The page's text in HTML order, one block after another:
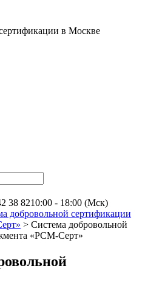
в Москве
38 8210:00 - 18:00 (Мск)
добровольной сертификации
> Система добровольной
«РСМ-Серт»